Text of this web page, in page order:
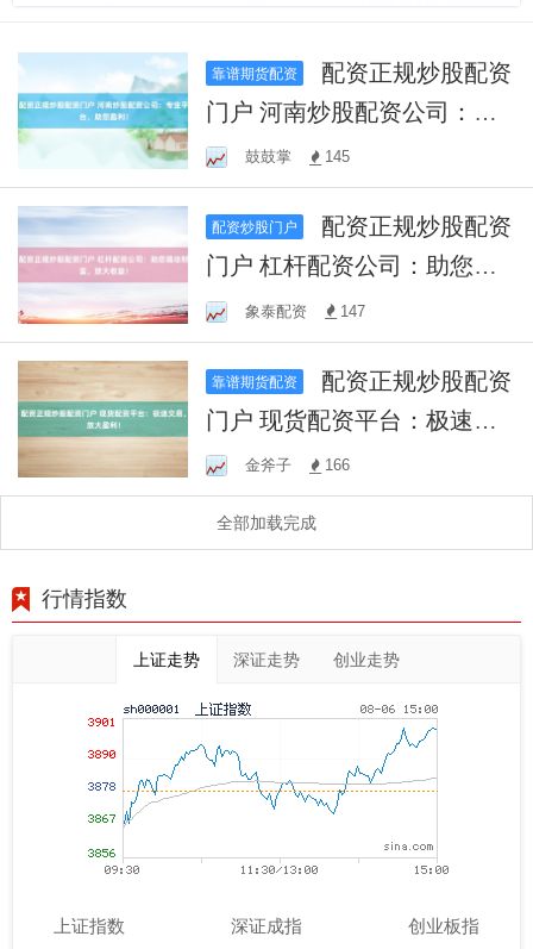
靠谱期货配资
门户 河南炒股配资公司：专
业平台，助您盈利！
鼓鼓掌 145
配资炒股门户
门户 杠杆配资公司：助您撬
动财富，放大收益！
象泰配资 147
靠谱期货配资
门户 现货配资平台：极速交
易，放大盈利！
金斧子 166
全部加载完成
行情指数
上证走势 深证走势 创业走势
上证指数 深证成指 创业板指